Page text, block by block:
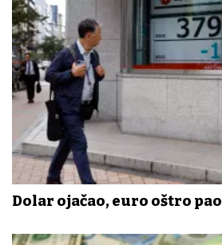
Dolar ojačao, euro oštro pao